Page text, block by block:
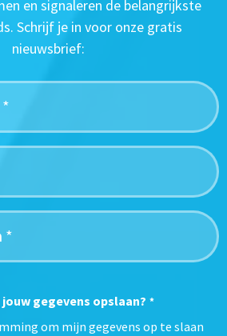
en signaleren de belangrijkste
Schrijf je in voor onze gratis
nieuwsbrief:
gegevens opslaan? *
om mijn gegevens op te slaan